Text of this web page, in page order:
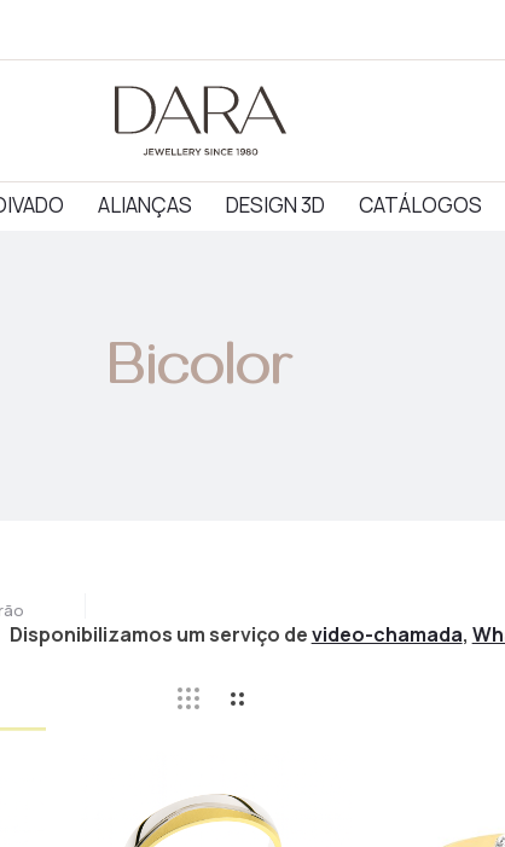
ALIANÇAS DESIGN 3D CATÁLOGOS
Bicolor
Disponibilizamos um serviço devideo-chamada,